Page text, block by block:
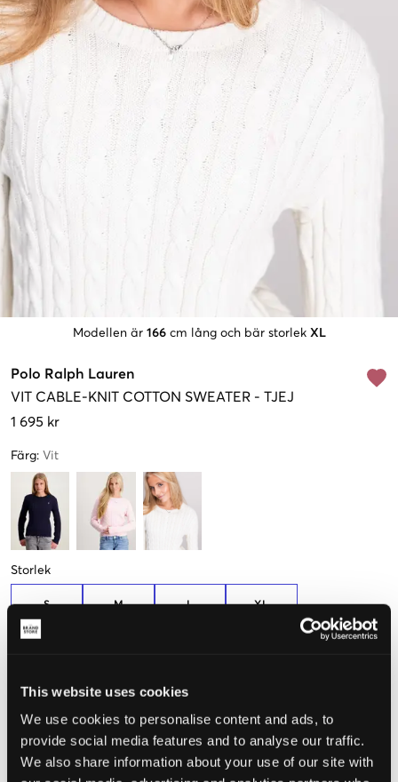
This website uses cookies
We use cookies to personalise content and ads, to
provide social media features and to analyse our traffic.
We also share information about your use of our site with
Modellen är 166 cm lång och bär storlek XL
Polo Ralph Lauren
VIT CABLE-KNIT COTTON SWEATER - TJEJ
1 695 kr
Färg: Vit
Storlek
S
130-134 cm
M L XL
Liten Perfekt